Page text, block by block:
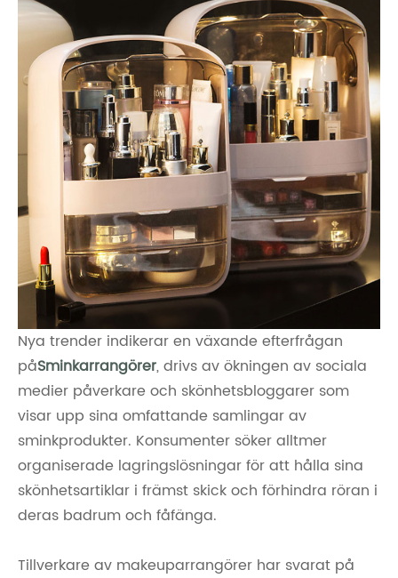
Nya trender indikerar en växande efterfrågan
påSminkarrangörer, drivs av ökningen av sociala
medier påverkare och skönhetsbloggarer som
visar upp sina omfattande samlingar av
sminkprodukter. Konsumenter söker alltmer
organiserade lagringslösningar för att hålla sina
skönhetsartiklar i främst skick och förhindra röran i
deras badrum och fåfänga.
Tillverkare av makeuparrangörer har svarat på